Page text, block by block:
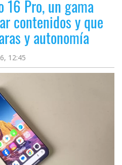
16 Pro, un gama
contenidos y que
y autonomía
12:45